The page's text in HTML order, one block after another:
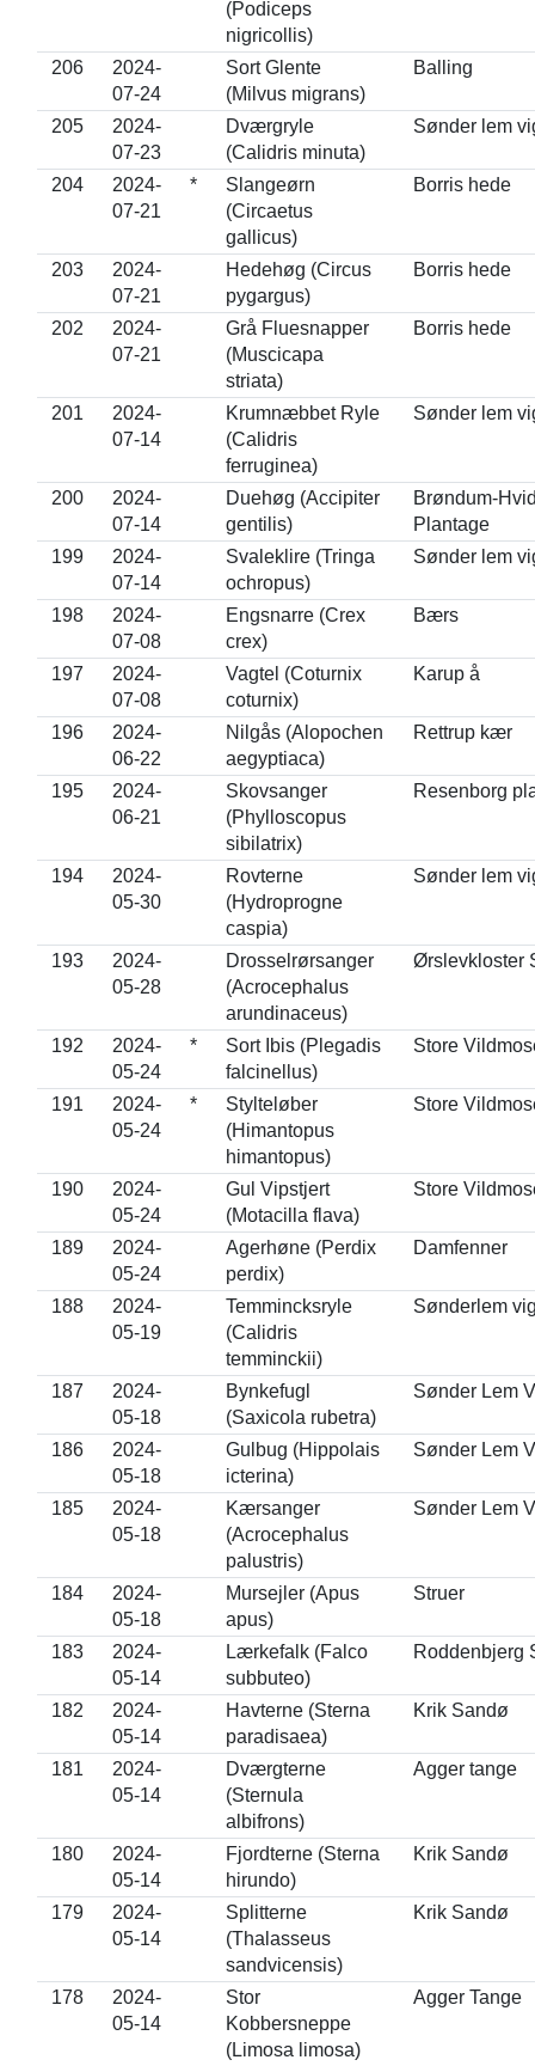
(Podiceps
nigricollis)
206
2024-
07-24
Sort Glente
(Milvus migrans)
Balling
205
2024-
07-23
Dværgryle
(Calidris minuta)
Sønder lem
204
2024-
07-21
*
Slangeørn
(Circaetus
gallicus)
Borris hede
203
2024-
07-21
Hedehøg (Circus
pygargus)
Borris hede
202
2024-
07-21
Grå Fluesnapper
(Muscicapa
striata)
Borris hede
201
2024-
07-14
Krumnæbbet Ryle
(Calidris
ferruginea)
Sønder lem
200
2024-
07-14
Duehøg (Accipiter
gentilis)
Brøndum-
Plantage
199
2024-
07-14
Svaleklire (Tringa
ochropus)
Sønder lem
198
2024-
07-08
Engsnarre (Crex
crex)
Bærs
197
2024-
07-08
Vagtel (Coturnix
coturnix)
Karup å
196
2024-
06-22
Nilgås (Alopochen
aegyptiaca)
Rettrup kær
195
2024-
06-21
Skovsanger
(Phylloscopus
sibilatrix)
Resenborg
194
2024-
05-30
Rovterne
(Hydroprogne
caspia)
Sønder lem
193
2024-
05-28
Drosselrørsanger
(Acrocephalus
arundinaceus)
Ørslevkloster
192
2024-
05-24
*
Sort Ibis (Plegadis
falcinellus)
Store
191
2024-
05-24
*
Stylteløber
(Himantopus
himantopus)
Store
190
2024-
05-24
Gul Vipstjert
(Motacilla flava)
Store
189
2024-
05-24
Agerhøne (Perdix
perdix)
Damfenner
188
2024-
05-19
Temmincksryle
(Calidris
temminckii)
Sønderlem
187
2024-
05-18
Bynkefugl
(Saxicola rubetra)
Sønder Lem
186
2024-
05-18
Gulbug (Hippolais
icterina)
Sønder Lem
185
2024-
05-18
Kærsanger
(Acrocephalus
palustris)
Sønder Lem
184
2024-
05-18
Mursejler (Apus
apus)
Struer
183
2024-
05-14
Lærkefalk (Falco
subbuteo)
Roddenbjerg
182
2024-
05-14
Havterne (Sterna
paradisaea)
Krik Sandø
181
2024-
05-14
Dværgterne
(Sternula
albifrons)
Agger tange
180
2024-
05-14
Fjordterne (Sterna
hirundo)
Krik Sandø
179
2024-
05-14
Splitterne
(Thalasseus
sandvicensis)
Krik Sandø
178
2024-
05-14
Stor
Kobbersneppe
(Limosa limosa)
Agger Tange